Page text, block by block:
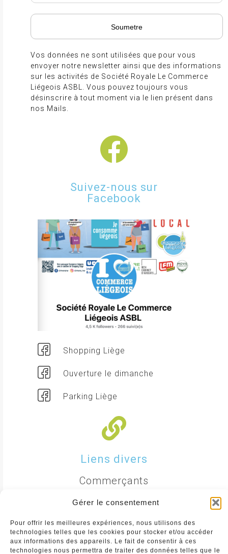
Gérer le consentement
Pour offrir les meilleures expériences, nous utilisons des
technologies telles que les cookies pour stocker et/ou accéder
aux informations des appareils. Le fait de consentir à ces
technologies nous permettra de traiter des données telles que le
Vos données ne sont utilisées que pour vous
envoyer notre newsletter ainsi que des informations
sur les activités de Société Royale Le Commerce
Liégeois ASBL. Vous pouvez toujours vous
désinscrire à tout moment via le lien présent dans
nos Mails.
Suivez-nous sur
Facebook
Shopping Liège
Ouverture le dimanche
Parking Liège
Liens divers
Commerçants
votre activité dans notre annuaire sur notre site ci-
www.commerceliege.be